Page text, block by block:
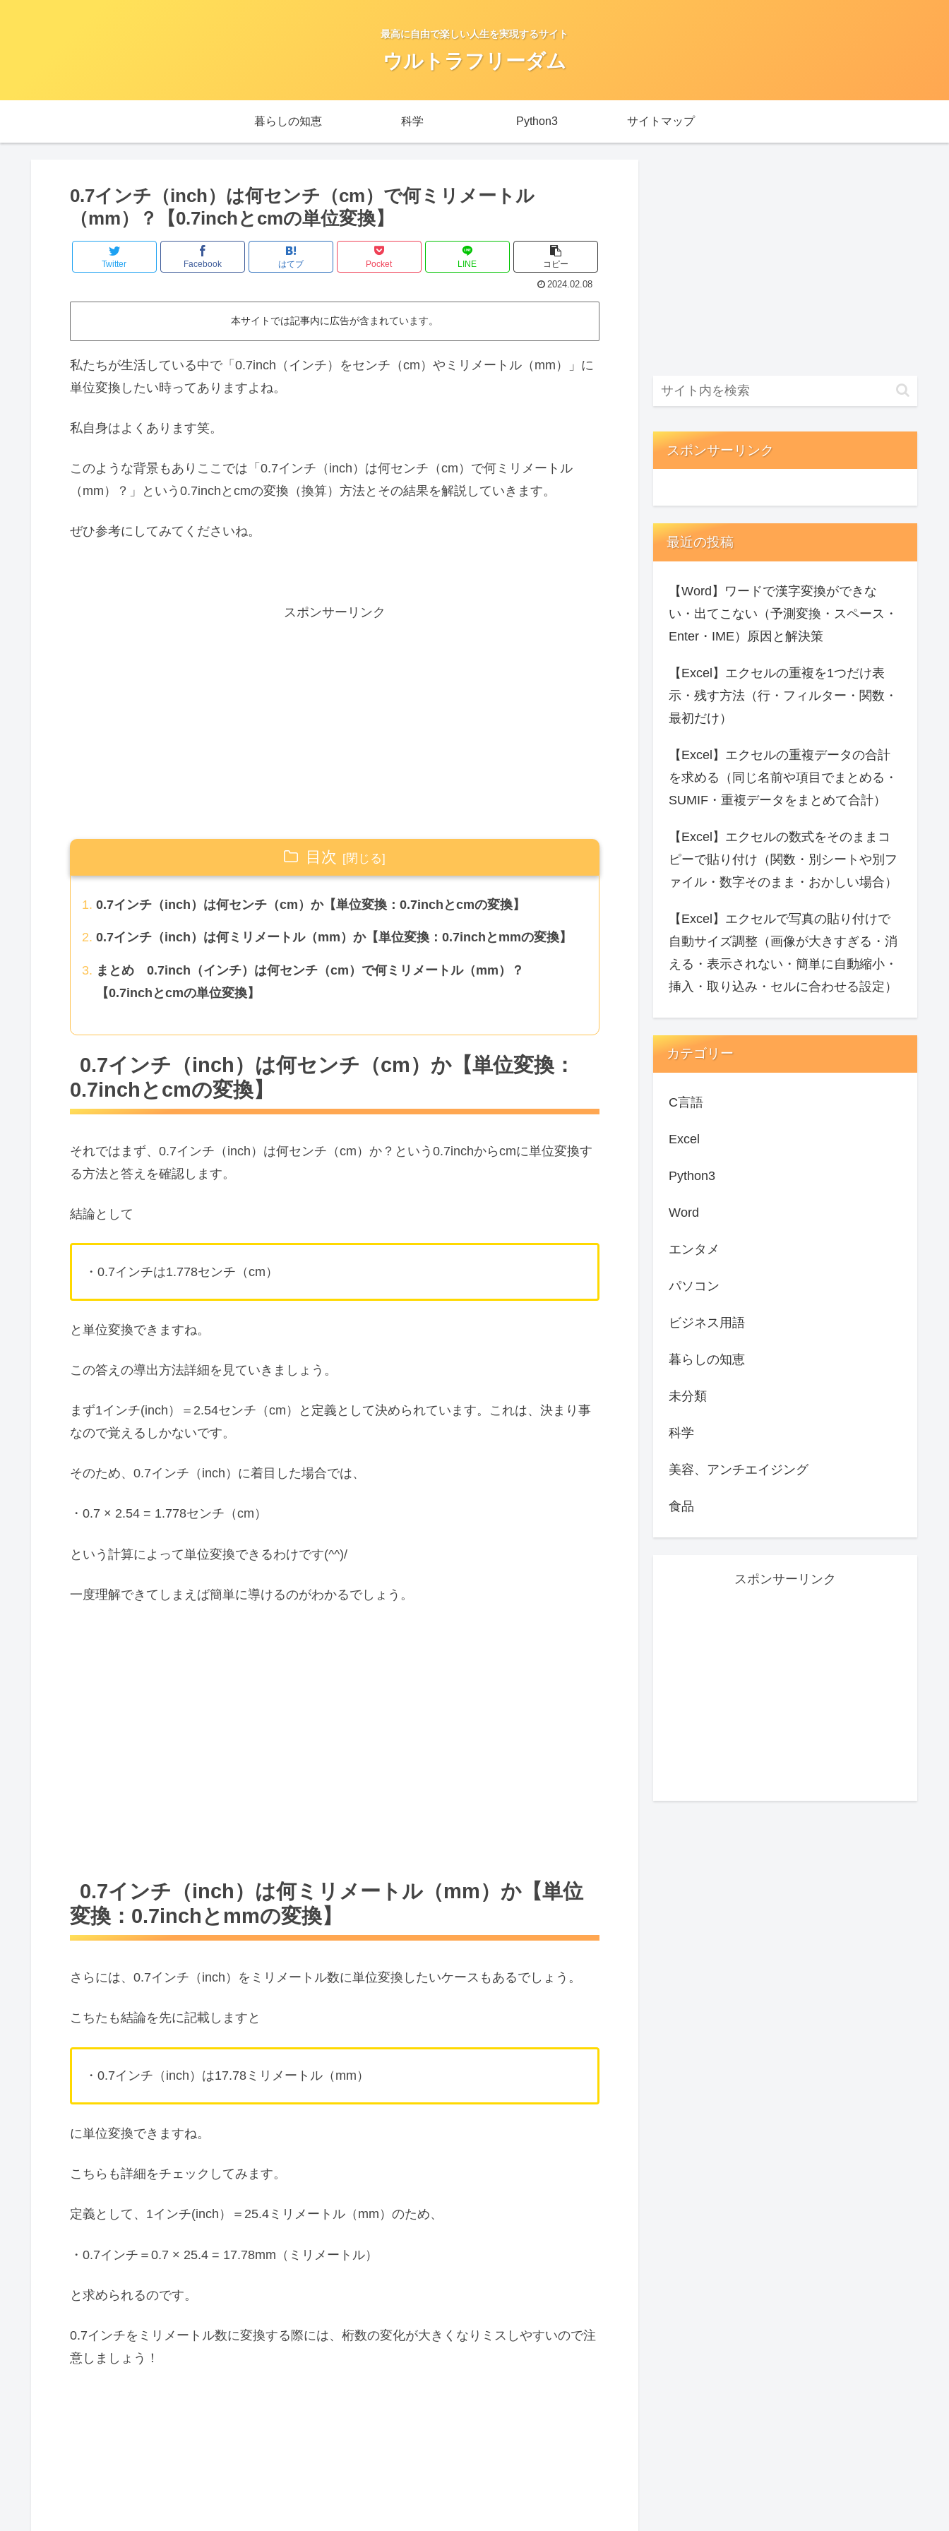
最高に自由で楽しい人生を実現するサイト
ウルトラフリーダム
暮らしの知恵 科学 Python3 サイトマップ
0.7インチ（inch）は何センチ（cm）で何ミリメートル
（mm）？【0.7inchとcmの単位変換】
Twitter Facebook はてブ Pocket LINE コピー
2024.02.08
本サイトでは記事内に広告が含まれています。
私たちが生活している中で「0.7inch（インチ）をセンチ（cm）やミリメートル（mm）」に
単位変換したい時ってありますよね。
私自身はよくあります笑。
このような背景もありここでは「0.7インチ（inch）は何センチ（cm）で何ミリメートル
（mm）？」という0.7inchとcmの変換（換算）方法とその結果を解説していきます。
ぜひ参考にしてみてくださいね。
スポンサーリンク
目次
0.7インチ（inch）は何センチ（cm）か【単位変換：0.7inchとcmの変換】
0.7インチ（inch）は何ミリメートル（mm）か【単位変換：0.7inchとmmの変換】
まとめ 0.7inch（インチ）は何センチ（cm）で何ミリメートル（mm）？
【0.7inchとcmの単位変換】
0.7インチ（inch）は何センチ（cm）か【単位変換：
0.7inchとcmの変換】
それではまず、0.7インチ（inch）は何センチ（cm）か？という0.7inchからcmに単位変換す
る方法と答えを確認します。
結論として
・0.7インチは1.778センチ（cm）
と単位変換できますね。
この答えの導出方法詳細を見ていきましょう。
まず1インチ(inch）＝2.54センチ（cm）と定義として決められています。これは、決まり事
なので覚えるしかないです。
そのため、0.7インチ（inch）に着目した場合では、
・0.7 × 2.54 = 1.778センチ（cm）
という計算によって単位変換できるわけです(^^)/
一度理解できてしまえば簡単に導けるのがわかるでしょう。
0.7インチ（inch）は何ミリメートル（mm）か【単位
変換：0.7inchとmmの変換】
さらには、0.7インチ（inch）をミリメートル数に単位変換したいケースもあるでしょう。
こちたも結論を先に記載しますと
・0.7インチ（inch）は17.78ミリメートル（mm）
に単位変換できますね。
こちらも詳細をチェックしてみます。
定義として、1インチ(inch）＝25.4ミリメートル（mm）のため、
・0.7インチ＝0.7 × 25.4 = 17.78mm（ミリメートル）
と求められるのです。
0.7インチをミリメートル数に変換する際には、桁数の変化が大きくなりミスしやすいので注
意しましょう！
スポンサーリンク
最近の投稿
【Word】ワードで漢字変換ができな
い・出てこない（予測変換・スペース・
Enter・IME）原因と解決策
【Excel】エクセルの重複を1つだけ表
示・残す方法（行・フィルター・関数・
最初だけ）
【Excel】エクセルの重複データの合計
を求める（同じ名前や項目でまとめる・
SUMIF・重複データをまとめて合計）
【Excel】エクセルの数式をそのままコ
ピーで貼り付け（関数・別シートや別フ
ァイル・数字そのまま・おかしい場合）
【Excel】エクセルで写真の貼り付けで
自動サイズ調整（画像が大きすぎる・消
える・表示されない・簡単に自動縮小・
挿入・取り込み・セルに合わせる設定）
カテゴリー
C言語
Excel
Python3
Word
エンタメ
パソコン
ビジネス用語
暮らしの知恵
未分類
科学
美容、アンチエイジング
食品
スポンサーリンク